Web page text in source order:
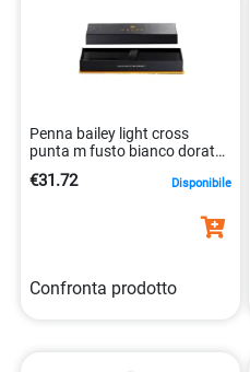
Penna bailey light cross
punta m fusto bianco dorato
€31.72 Disponibile
Confronta prodotto